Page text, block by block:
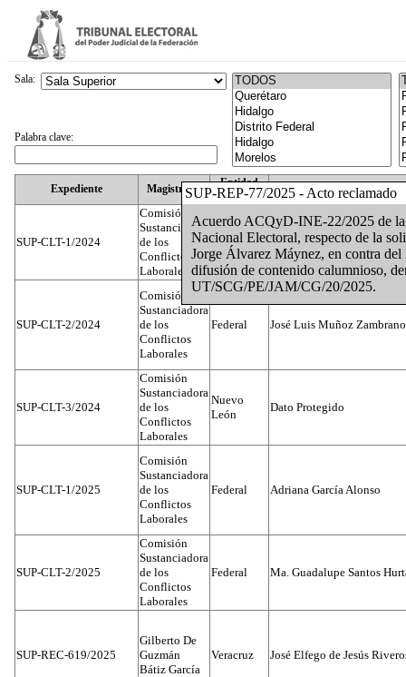
SUP-REP-77/2025 - Acto reclamado
Acuerdo ACQyD-INE-22/2025 de
Nacional Electoral, respecto de la
Jorge Álvarez Máynez, en contra
difusión de contenido calumnioso,
UT/SCG/PE/JAM/CG/20/2025.
Expediente Magistrado
Entidad
Federativa
SUP-CLT-1/2024
Comisión
Sustanciadora
de los
Conflictos
Laborales
Federal Juan José Serrato Velasco
SUP-CLT-2/2024
Comisión
Sustanciadora
de los
Conflictos
Laborales
Federal José Luis Muñoz Zambrano
SUP-CLT-3/2024
Comisión
Sustanciadora
de los
Conflictos
Laborales
Nuevo
León
Dato Protegido
SUP-CLT-1/2025
Comisión
Sustanciadora
de los
Conflictos
Laborales
Federal Adriana García Alonso
SUP-CLT-2/2025
Comisión
Sustanciadora
de los
Conflictos
Laborales
Federal Ma. Guadalupe Santos
SUP-REC-619/2025
Gilberto De
Guzmán
Bátiz García
Veracruz José Elfego de Jesús
Sala:
Palabra clave: